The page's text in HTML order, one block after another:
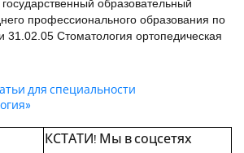
образовательный
профессионального образования по
31.02.05 Стоматология ортопедическая
для специальности
КСТАТИ! Мы в соцсетях